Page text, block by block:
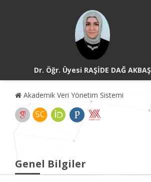
Dr. Öğr. Üyesi RAŞİDE DAĞ AKBAŞ
Akademik Veri Yönetim Sistemi
Genel Bilgiler